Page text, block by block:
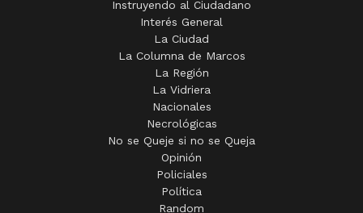
Instruyendo al Ciudadano
Interés General
La Ciudad
La Columna de Marcos
La Región
La Vidriera
Nacionales
Necrológicas
No se Queje si no se Queja
Opinión
Policiales
Política
Random